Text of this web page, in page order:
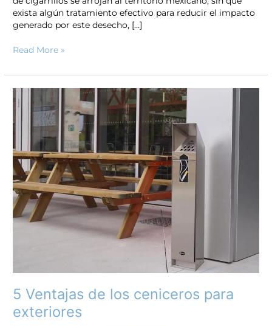
exista algún tratamiento efectivo para reducir el impacto
generado por este desecho, […]
Read More »
5 Ventajas de los ceniceros para
exteriores
Ventajas
ceniceros
para
exteriores